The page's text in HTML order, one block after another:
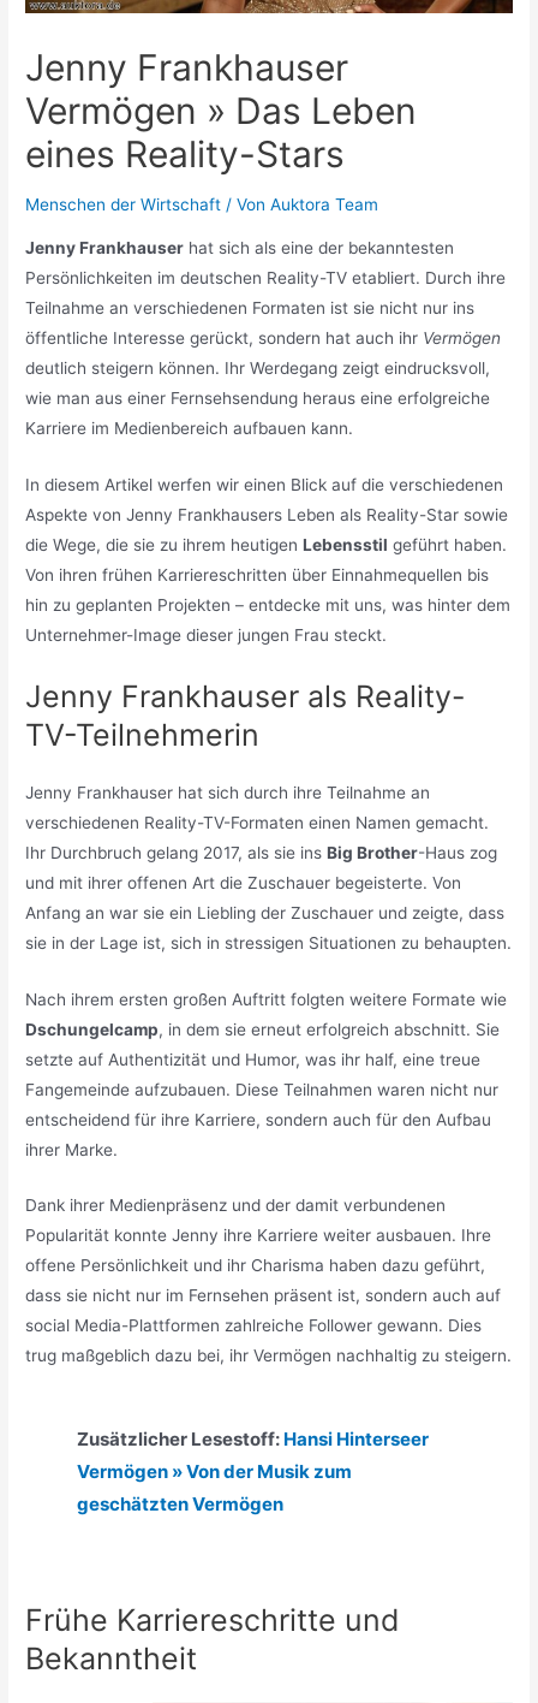
Jenny Frankhauser
Vermögen » Das Leben
eines Reality-Stars
Menschen der Wirtschaft / VonAuktora Team
Jenny Frankhauser hat sich als eine der bekanntesten
Persönlichkeiten im deutschen Reality-TV etabliert. Durch ihre
Teilnahme an verschiedenen Formaten ist sie nicht nur ins
öffentliche Interesse gerückt, sondern hat auch ihr Vermögen
deutlich steigern können. Ihr Werdegang zeigt eindrucksvoll,
wie man aus einer Fernsehsendung heraus eine erfolgreiche
Karriere im Medienbereich aufbauen kann.
In diesem Artikel werfen wir einen Blick auf die verschiedenen
Aspekte von Jenny Frankhausers Leben als Reality-Star sowie
die Wege, die sie zu ihrem heutigenLebensstil geführt haben.
Von ihren frühen Karriereschritten über Einnahmequellen bis
hin zu geplanten Projekten – entdecke mit uns, was hinter dem
Unternehmer-Image dieser jungen Frau steckt.
Jenny Frankhauser als Reality-
TV-Teilnehmerin
Jenny Frankhauser hat sich durch ihre Teilnahme an
verschiedenen Reality-TV-Formaten einen Namen gemacht.
Ihr Durchbruch gelang 2017, als sie insBig Brother-Haus zog
und mit ihrer offenen Art die Zuschauer begeisterte. Von
Anfang an war sie ein Liebling der Zuschauer und zeigte, dass
sie in der Lage ist, sich in stressigen Situationen zu behaupten.
Nach ihrem ersten großen Auftritt folgten weitere Formate wie
Dschungelcamp, in dem sie erneut erfolgreich abschnitt. Sie
setzte auf Authentizität und Humor, was ihr half, eine treue
Fangemeinde aufzubauen. Diese Teilnahmen waren nicht nur
entscheidend für ihre Karriere, sondern auch für den Aufbau
ihrer Marke.
Dank ihrer Medienpräsenz und der damit verbundenen
Popularität konnte Jenny ihre Karriere weiter ausbauen. Ihre
offene Persönlichkeit und ihr Charisma haben dazu geführt,
dass sie nicht nur im Fernsehen präsent ist, sondern auch auf
social Media-Plattformen zahlreiche Follower gewann. Dies
trug maßgeblich dazu bei, ihr Vermögen nachhaltig zu steigern.
Zusätzlicher Lesestoff: Hansi Hinterseer
Vermögen » Von der Musik zum
geschätzten Vermögen
Frühe Karriereschritte und
Bekanntheit